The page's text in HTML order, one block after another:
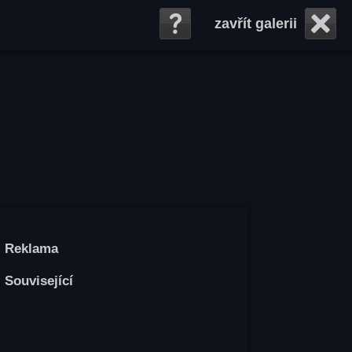
zavřít galerii
Reklama
Související